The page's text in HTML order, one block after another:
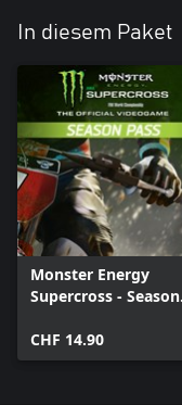
In diesem Paket
Monster Energy
Supercross - Season
CHF 14.90